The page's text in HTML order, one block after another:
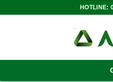
HOTLINE: